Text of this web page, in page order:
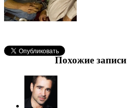
Похожие записи